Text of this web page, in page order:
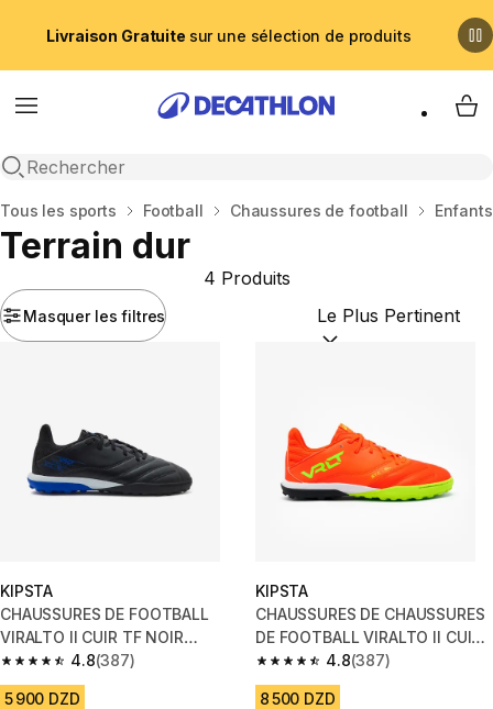
Livraison Gratuite sur une sélection de produits
Menu
Recherche ouverte
My
Accueil
Tous les sports Football Chaussures de football Enfants
Terrain dur
Masquer les filtres
4 Produits
Trier par :(optional)
KIPSTA
CHAUSSURES DE FOOTBALL
VIRALTO II CUIR TF NOIR
ECLAIR ENFANT
4.8
4.8 out of 5 stars from 387 reviews
(387)
5 900 DZD
KIPSTA
CHAUSSURES DE CHAUSSURES
DE FOOTBALL VIRALTO II CUIR
TF ORANGE ENFANT
4.8
4.8 out of 5 stars from 387
(387)
8 500 DZD